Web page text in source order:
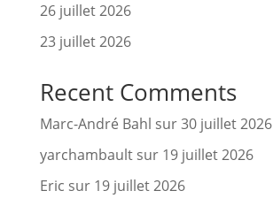
26 juillet 2026
23 juillet 2026
Recent Comments
Marc-André Bahl sur30 juillet 2026
yarchambaultsur 19 juillet 2026
Eric sur 19 juillet 2026